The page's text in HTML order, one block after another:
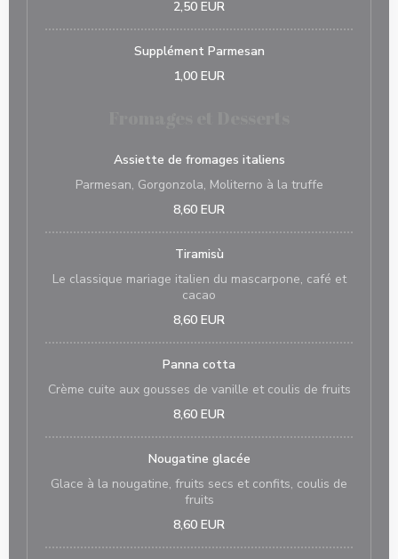
2,50 EUR
Supplément Parmesan
1,00 EUR
Assiette de fromages italiens
Parmesan, Gorgonzola, Moliterno à la truffe
8,60 EUR
Tiramisù
Le classique mariage italien du mascarpone, café et
cacao
8,60 EUR
Panna cotta
Crème cuite aux gousses de vanille et coulis de fruits
8,60 EUR
Nougatine glacée
Glace à la nougatine, fruits secs et confits, coulis de
fruits
8,60 EUR